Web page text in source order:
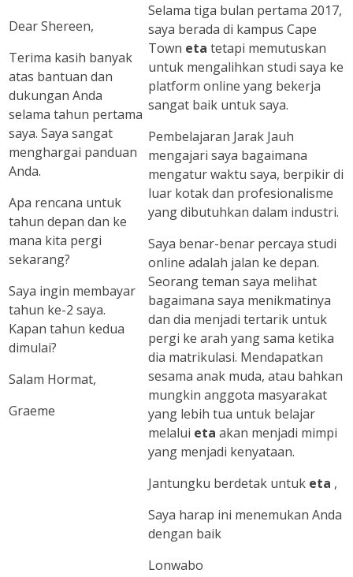
Dear Shereen,
Terima kasih banyak
atas bantuan dan
dukungan Anda
selama tahun pertama
saya. Saya sangat
menghargai panduan
Anda.
Apa rencana untuk
tahun depan dan ke
mana kita pergi
sekarang?
Saya ingin membayar
tahun ke-2 saya.
Kapan tahun kedua
dimulai?
Salam Hormat,
Graeme
Selama tiga bulan pertama 2017,
saya berada di kampus Cape
Town eta tetapi memutuskan
untuk mengalihkan studi saya ke
platform online yang bekerja
sangat baik untuk saya.
Pembelajaran Jarak Jauh
mengajari saya bagaimana
mengatur waktu saya, berpikir di
luar kotak dan profesionalisme
yang dibutuhkan dalam industri.
Saya benar-benar percaya studi
online adalah jalan ke depan.
Seorang teman saya melihat
bagaimana saya menikmatinya
dan dia menjadi tertarik untuk
pergi ke arah yang sama ketika
dia matrikulasi. Mendapatkan
sesama anak muda, atau bahkan
mungkin anggota masyarakat
yang lebih tua untuk belajar
melalui eta akan menjadi mimpi
yang menjadi kenyataan.
Jantungku berdetak untuk eta ,
Saya harap ini menemukan Anda
dengan baik
Lonwabo